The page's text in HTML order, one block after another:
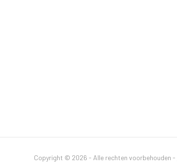
Copyright © 2026 - Alle rechten voorbehouden -